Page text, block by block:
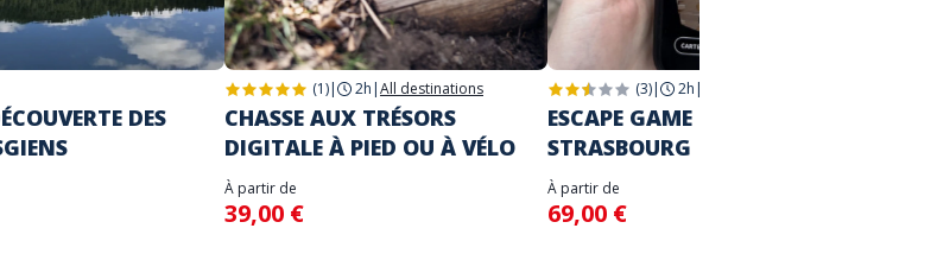
DES
(1)| 2h |All destinations
CHASSE AUX TRÉSORS
DIGITALE À PIED OU À VÉLO
À partir de
39,00 €
(3)| 2h |
ESCAPE GAME DANS LA VILLE
STRASBOURG
À partir de
69,00 €